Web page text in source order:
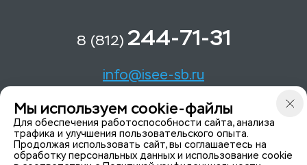
8 (812) 244-71-31
info@isee-sb.ru
Светлановский пр-кт, д. 70, корп. 1
Мы в Telegam
Мы используем cookie-файлы
Для обеспечения работоспособности сайта, анализа
трафика и улучшения пользовательского опыта.
Продолжая использовать сайт, вы соглашаетесь на
обработку персональных данных и использование cookie